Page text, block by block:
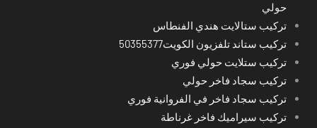
حولي
تركيب ستالايت هندي الفنطاس
تركيب ستاند تلفزيون الكويت50355377
تركيب ستلايت حولي فوري
تركيب سجاد فاخر حولي
تركيب سجاد فاخر في الفروانية فوري
تركيب سيراميك فاخر غرناطة